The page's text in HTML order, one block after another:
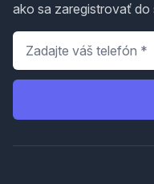
ako sa zaregistrovať do
Telefón